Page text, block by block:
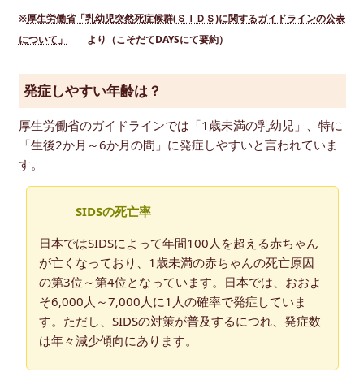
※厚生労働省「乳幼児突然死症候群(ＳＩＤＳ)に関するガイドラインの公表
について」
より（こそだてDAYSにて要約）
発症しやすい年齢は？
厚生労働省のガイドラインでは「1歳未満の乳幼児」、特に
「生後2か月～6か月の間」に発症しやすいと言われていま
す。
SIDSの死亡率
日本ではSIDSによって年間100人を超える赤ちゃん
が亡くなっており、1歳未満の赤ちゃんの死亡原因
の第3位～第4位となっています。日本では、おおよ
そ6,000人～7,000人に1人の確率で発症していま
す。ただし、SIDSの対策が普及するにつれ、発症数
は年々減少傾向にあります。